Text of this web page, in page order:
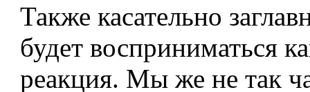
Также касательно
будет восприниматься
реакция. Мы же не так